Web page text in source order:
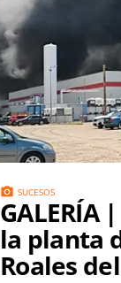
photo_camera SUCESOS
GALERÍA
la planta
Roales